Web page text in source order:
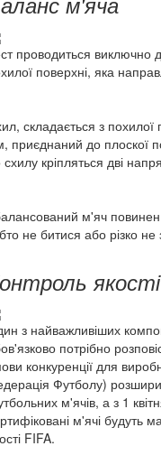
проводиться виключно
поверхні, яка
складається з
приєднаний до плоскої
кріпляться дві
м'яч
не битися або різко
з найважливіших
потрібно
конкуренції для
Футболу)
м'ячів, а з 1
м'ячі будуть
FIFA.